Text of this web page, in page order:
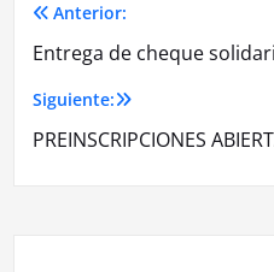
Navegación
de
entradas
Anterior:
Entrega de cheque
Siguiente:
PREINSCRIPCIONES